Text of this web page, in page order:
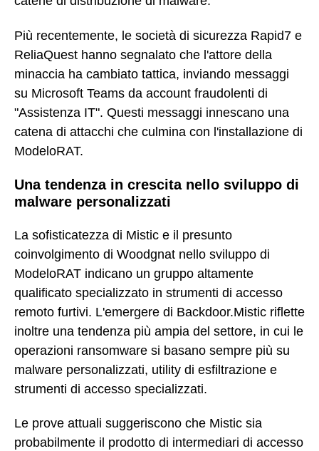
Più recentemente, le società di sicurezza Rapid7 e
ReliaQuest hanno segnalato che l'attore della
minaccia ha cambiato tattica, inviando messaggi
su Microsoft Teams da account fraudolenti di
"Assistenza IT". Questi messaggi innescano una
catena di attacchi che culmina con l'installazione di
ModeloRAT.
Una tendenza in crescita nello sviluppo di
malware personalizzati
La sofisticatezza di Mistic e il presunto
coinvolgimento di Woodgnat nello sviluppo di
ModeloRAT indicano un gruppo altamente
qualificato specializzato in strumenti di accesso
remoto furtivi. L'emergere di Backdoor.Mistic riflette
inoltre una tendenza più ampia del settore, in cui le
operazioni ransomware si basano sempre più su
malware personalizzati, utility di esfiltrazione e
strumenti di accesso specializzati.
Le prove attuali suggeriscono che Mistic sia
probabilmente il prodotto di intermediari di accesso